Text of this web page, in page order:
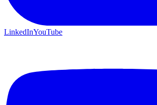
LinkedInYouTube